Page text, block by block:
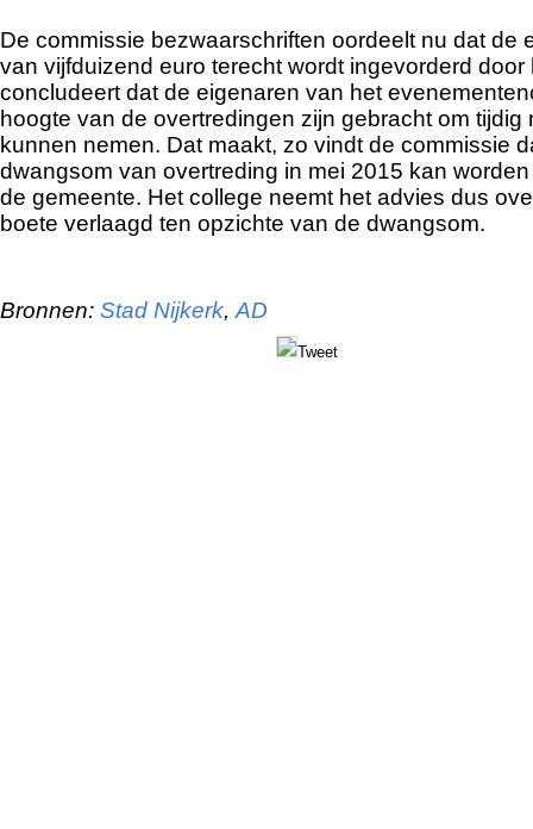
De commissie bezwaarschriften oordeelt nu dat de
van vijfduizend euro terecht wordt ingevorderd door
concludeert dat de eigenaren van het
hoogte van de overtredingen zijn gebracht om tijdig
kunnen nemen. Dat maakt, zo vindt de commissie
dwangsom van overtreding in mei 2015 kan
de gemeente. Het college neemt het advies dus
boete verlaagd ten opzichte van de dwangsom.
Bronnen: Stad Nijkerk, AD
Tweet